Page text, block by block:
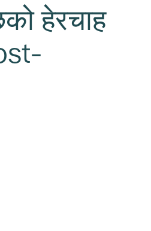
हेरचाह